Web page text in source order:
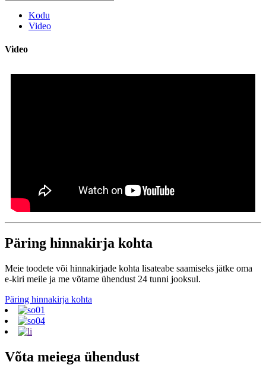
Kodu
Video
Video
Päring hinnakirja kohta
Meie toodete või hinnakirjade kohta lisateabe saamiseks jätke oma
e-kiri meile ja me võtame ühendust 24 tunni jooksul.
Päring hinnakirja kohta
Võta meiega ühendust